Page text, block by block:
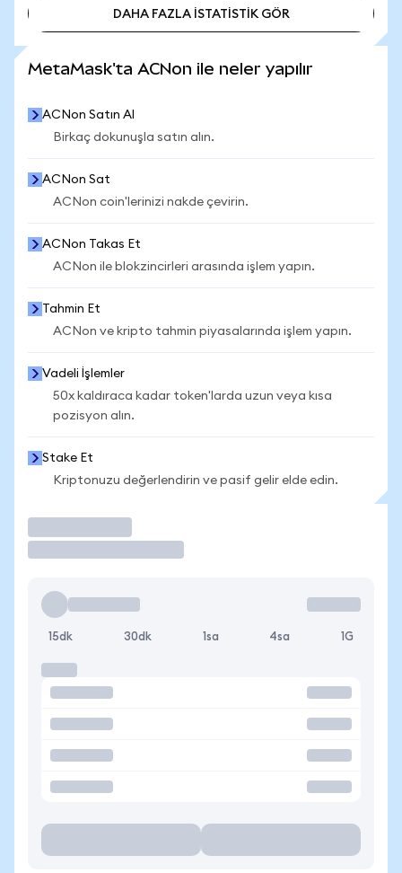
DAHA FAZLA İSTATİSTİK GÖR
MetaMask'ta ACNon ile neler yapılır
ACNon Satın Al
Birkaç dokunuşla satın alın.
ACNon Sat
ACNon coin'lerinizi nakde çevirin.
ACNon Takas Et
ACNon ile blokzincirleri arasında işlem yapın.
Tahmin Et
ACNon ve kripto tahmin piyasalarında işlem yapın.
Vadeli İşlemler
50x kaldıraca kadar token'larda uzun veya kısa
pozisyon alın.
Stake Et
Kriptonuzu değerlendirin ve pasif gelir elde edin.
15dk 30dk 1sa 4sa 1G